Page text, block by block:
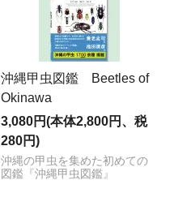
沖縄甲虫図鑑 Beetles of
Okinawa
3,080円(本体2,800円、税
280円)
沖縄の甲虫を集めた初めての
図鑑『沖縄甲虫図鑑』